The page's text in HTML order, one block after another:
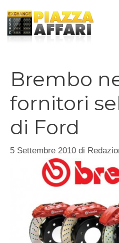
contenuto
Brembo
fornitori
di Ford
5 Settembre 2010 di